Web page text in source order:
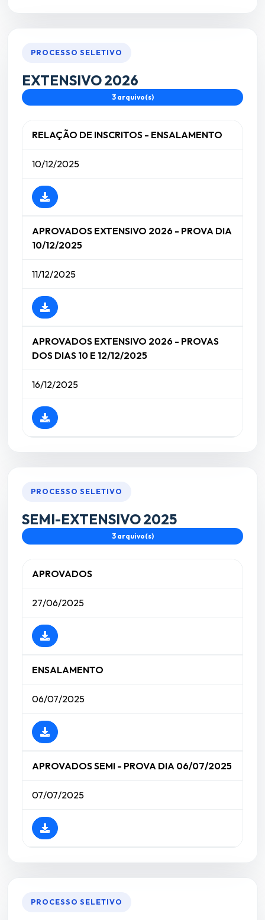
PROCESSO SELETIVO
EXTENSIVO 2026
3 arquivo(s)
RELAÇÃO DE INSCRITOS - ENSALAMENTO
10/12/2025
APROVADOS EXTENSIVO 2026 - PROVA DIA
10/12/2025
11/12/2025
APROVADOS EXTENSIVO 2026 - PROVAS
DOS DIAS 10 E 12/12/2025
16/12/2025
PROCESSO SELETIVO
SEMI-EXTENSIVO 2025
3 arquivo(s)
APROVADOS
27/06/2025
ENSALAMENTO
06/07/2025
APROVADOS SEMI - PROVA DIA 06/07/2025
07/07/2025
PROCESSO SELETIVO